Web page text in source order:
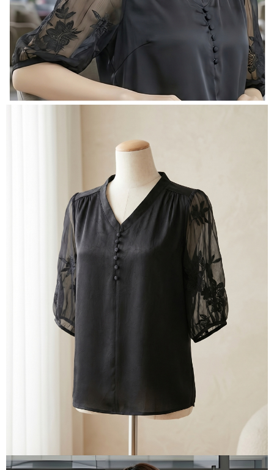
恩沛科技股份有限公司將有權停止該用戶之使用額度並採取法律行動。
國家/地區配送 查看運費